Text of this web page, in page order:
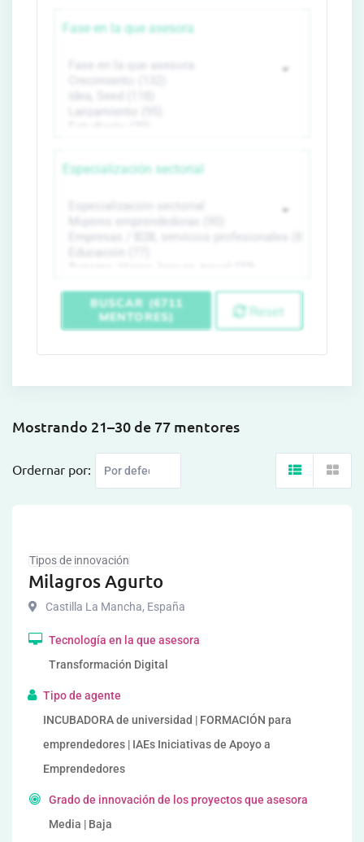
Fase en la que asesora
Especialización sectorial
BUSCAR (6711
MENTORES)
Reset
Mostrando 21–30 de 77 mentores
Ordernar por:
Tipos de innovación
Milagros Agurto
Castilla La Mancha, España
Tecnología en la que asesora
Transformación Digital
Tipo de agente
INCUBADORA de universidad | FORMACIÓN para
emprendedores | IAEs Iniciativas de Apoyo a
Emprendedores
Grado de innovación de los proyectos que asesora
Media | Baja